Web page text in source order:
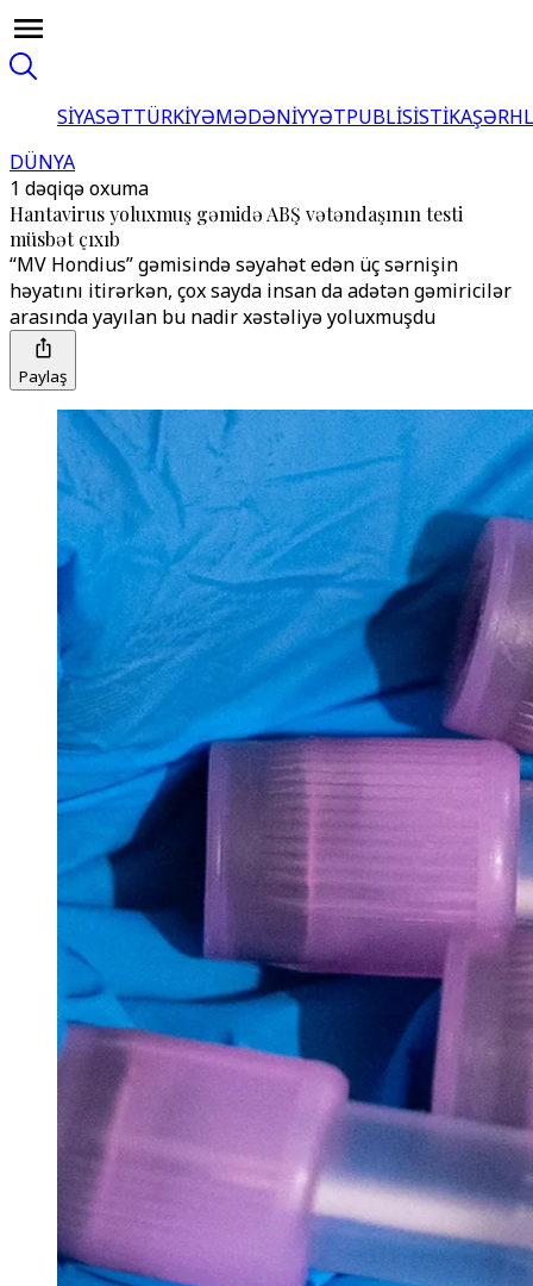
SİYASƏTTÜRKİYƏMƏDƏNİYYƏTPUBLİSİSTİKA
DÜNYA
1 dəqiqə oxuma
Hantavirus yoluxmuş gəmidə ABŞ vətəndaşının testi
müsbət çıxıb
“MV Hondius” gəmisində səyahət edən üç sərnişin
həyatını itirərkən, çox sayda insan da adətən gəmiricilər
arasında yayılan bu nadir xəstəliyə yoluxmuşdu
Paylaş